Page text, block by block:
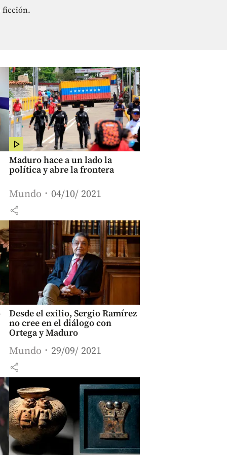
ficción.
Maduro hace a un lado la
política y abre la frontera
Mundo 04/10/ 2021
share
Desde el exilio, Sergio Ramírez
no cree en el diálogo con
Ortega y Maduro
Mundo 29/09/ 2021
share